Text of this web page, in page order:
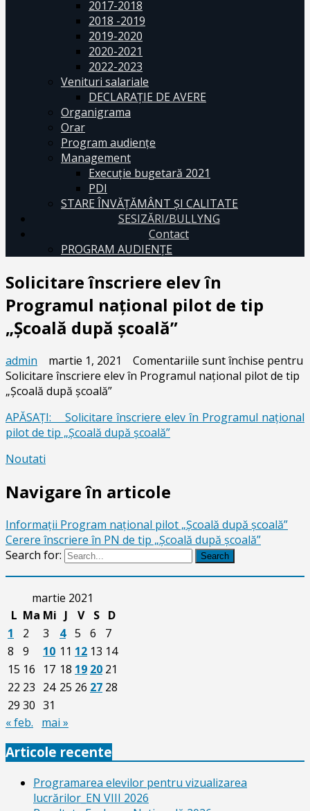
2017-2018
2018 -2019
2019-2020
2020-2021
2022-2023
Venituri salariale
DECLARAŢIE DE AVERE
Organigrama
Orar
Program audiențe
Management
Execuţie bugetară 2021
PDI
STARE ÎNVĂȚĂMÂNT ȘI CALITATE
SESIZĂRI/BULLYNG
Contact
PROGRAM AUDIENŢE
Solicitare înscriere elev în
Programul național pilot de tip
„Școală după școală”
admin martie 1, 2021 Comentariile sunt închise pentru
Solicitare înscriere elev în Programul național pilot de tip
„Școală după școală”
APĂSAȚI: Solicitare înscriere elev în Programul național
pilot de tip „Școală după școală”
Noutati
Navigare în articole
Informații Program național pilot „Școală după școală”
Cerere înscriere în PN de tip „Școală după școală”
Search for:
Search
martie 2021
L Ma Mi J V S
D
1
2 3 4 5 6
7
8
9 10 11 12 13 14
15 16 17 18 19 20 21
22 23 24 25 26 27 28
29 30 31
« feb.
mai »
Articole recente
Programarea elevilor pentru vizualizarea
lucrărilor_EN VIII 2026